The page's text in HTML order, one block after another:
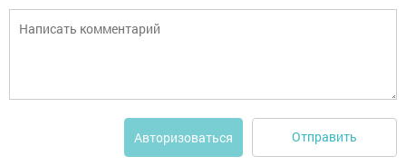
Авторизоваться Отправить